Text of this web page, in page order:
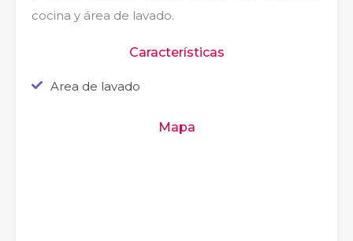
cocina y área de lavado.
Características
Area de lavado
Mapa